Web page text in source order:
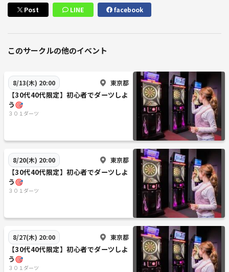
Post LINE facebook
このサークルの他のイベント
8/13(木) 20:00 東京都
【30代40代限定】初心者でダーツしよ
う🎯
３０１ダーツ
8/20(木) 20:00 東京都
【30代40代限定】初心者でダーツしよ
う🎯
３０１ダーツ
8/27(木) 20:00 東京都
【30代40代限定】初心者でダーツしよ
う🎯
３０１ダーツ